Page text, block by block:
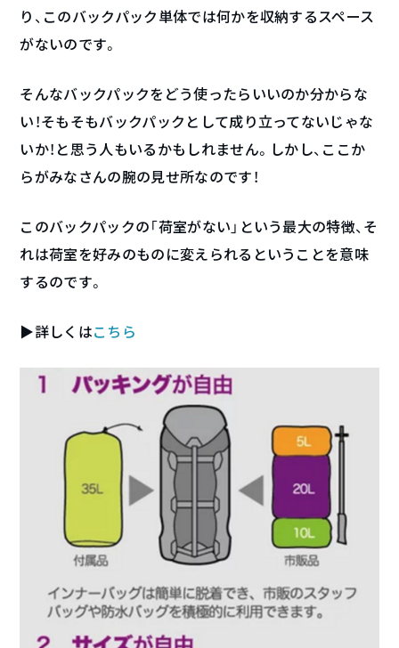
り、このバックパック単体では何かを収納するスペース
がないのです。
そんなバックパックをどう使ったらいいのか分からな
い！そもそもバックパックとして成り立ってないじゃな
いか！と思う人もいるかもしれません。しかし、ここか
らがみなさんの腕の見せ所なのです！
このバックパックの「荷室がない」という最大の特徴、そ
れは荷室を好みのものに変えられるということを意味
するのです。
▶︎詳しくはこちら